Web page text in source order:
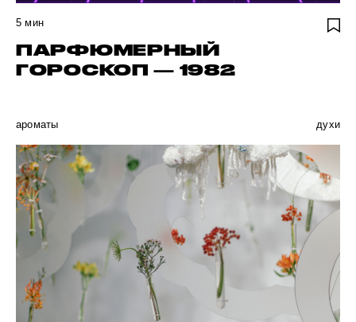
5 мин
ПАРФЮМЕРНЫЙ
ГОРОСКОП — 1982
ароматы духи